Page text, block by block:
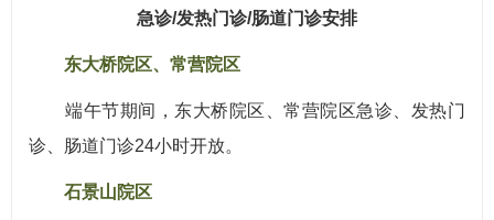
急诊/发热门诊/肠道门诊安排
东大桥院区、常营院区
端午节期间，东大桥院区、常营院区急诊、发热门
诊、肠道门诊24小时开放。
石景山院区